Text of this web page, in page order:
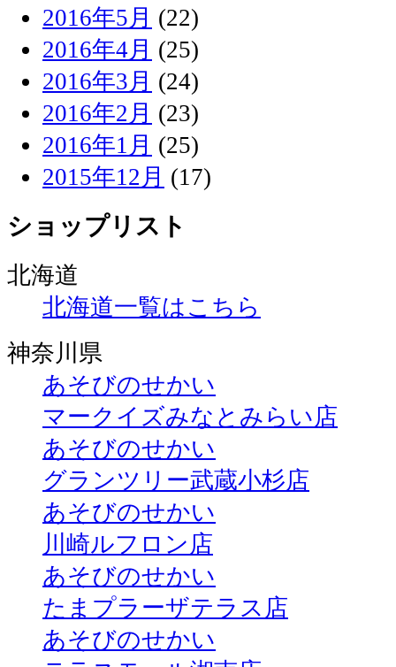
2016年5月 (22)
2016年4月 (25)
2016年3月 (24)
2016年2月 (23)
2016年1月 (25)
2015年12月 (17)
ショップリスト
北海道
北海道一覧はこちら
神奈川県
あそびのせかい
マークイズみなとみらい店
あそびのせかい
グランツリー武蔵小杉店
あそびのせかい
川崎ルフロン店
あそびのせかい
たまプラーザテラス店
あそびのせかい